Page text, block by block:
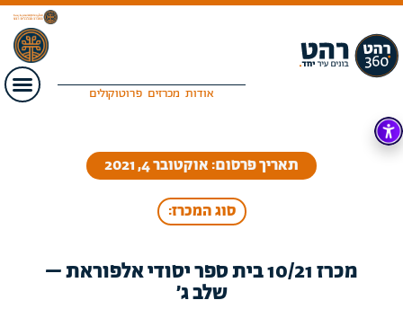
אודות מכרזים פרוטוקולים
תאריך פרסום: אוקטובר 4, 2021
סוג המכרז:
מכרז 10/21 בית ספר יסודי אלפוראת –
שלב ג׳